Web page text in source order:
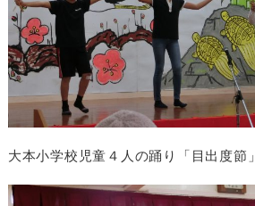
大本小学校児童４人の踊り「目出度節」